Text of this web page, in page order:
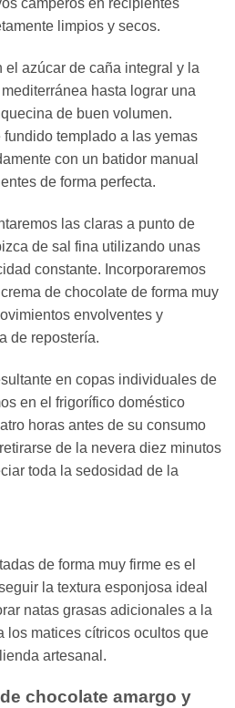
camperos en recipientes
limpios y secos.
el azúcar de caña integral y la
hasta lograr una
de buen volumen.
templado a las yemas
con un batidor manual
de forma perfecta.
las claras a punto de
de sal fina utilizando unas
constante. Incorporaremos
de chocolate de forma muy
envolventes y
de repostería.
en copas individuales de
en el frigorífico doméstico
horas antes de su consumo
de la nevera diez minutos
toda la sedosidad de la
de forma muy firme es el
la textura esponjosa ideal
natas grasas adicionales a la
los matices cítricos ocultos que
artesanal.
chocolate amargo y